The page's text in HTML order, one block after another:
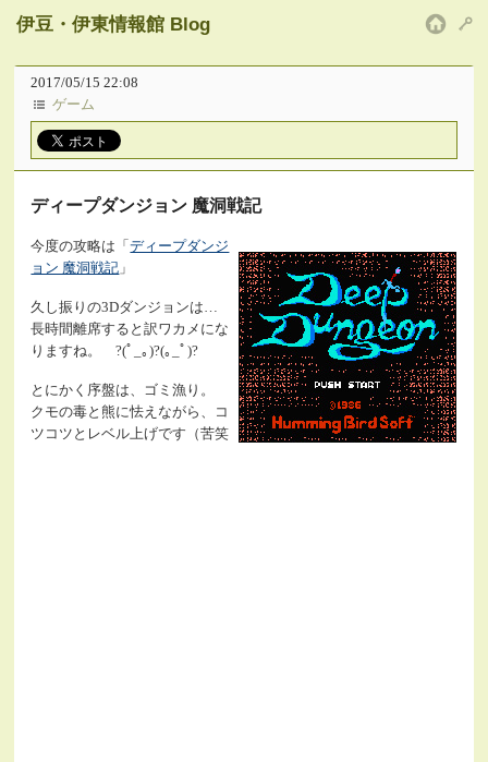
伊豆・伊東情報館 Blog
2017/05/15 22:08
ゲーム
ディープダンジョン 魔洞戦記
今度の攻略は「ディープダンジ
ョン 魔洞戦記 」
久し振りの3Dダンジョンは…
長時間離席すると訳ワカメにな
りますね。 ?(ﾟ_｡)?(｡_ﾟ)?
とにかく序盤は、ゴミ漁り。
クモの毒と熊に怯えながら、コ
ツコツとレベル上げです（苦笑